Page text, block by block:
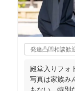
発達凸凹相談歓
殿堂入りフォ
写真は家族み
もない、特別